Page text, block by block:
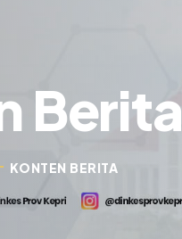
Berita
KONTEN BERITA